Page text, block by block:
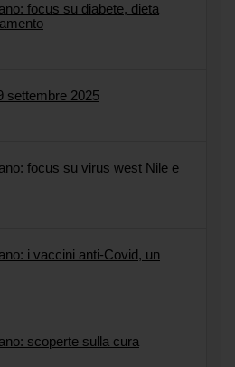
focus su diabete, dieta
settembre 2025
focus su virus west Nile e
i vaccini anti-Covid, un
scoperte sulla cura